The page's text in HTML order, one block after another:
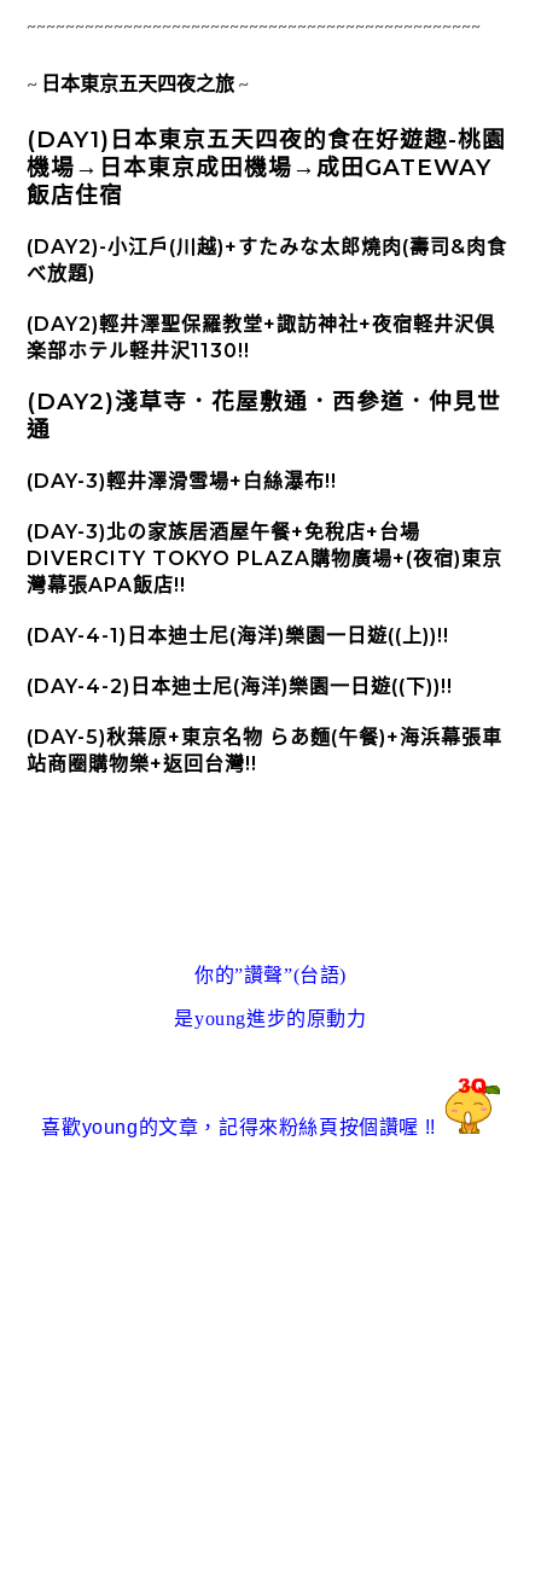
~~~~~~~~~~~~~~~~~~~~~~~~~~~~~~~~~~~~~~~~~~~~~~~
~ 日本東京五天四夜之旅~
(DAY1)日本東京五天四夜的食在好遊趣-桃園
機場→日本東京成田機場→成田GATEWAY
飯店住宿
(DAY2)-小江戶(川越)+すたみな太郎燒肉(壽司&肉食
べ放題)
(DAY2)輕井澤聖保羅教堂+諏訪神社+夜宿軽井沢倶
楽部ホテル軽井沢1130!!
(DAY2)淺草寺．花屋敷通．西參道．仲見世
通
(DAY-3)輕井澤滑雪場+白絲瀑布!!
(DAY-3)北の家族居酒屋午餐+免稅店+台場
DIVERCITY TOKYO PLAZA購物廣場+(夜宿)東京
灣幕張APA飯店!!
(DAY-4-1)日本迪士尼(海洋)樂園一日遊((上))!!
(DAY-4-2)日本迪士尼(海洋)樂園一日遊((下))!!
(DAY-5)秋葉原+東京名物 らあ麵(午餐)+海浜幕張車
站商圈購物樂+返回台灣!!
你的”讚聲”(台語)
是young進步的原動力
喜歡young的文章 ，記得來粉絲頁按個讚喔 !!